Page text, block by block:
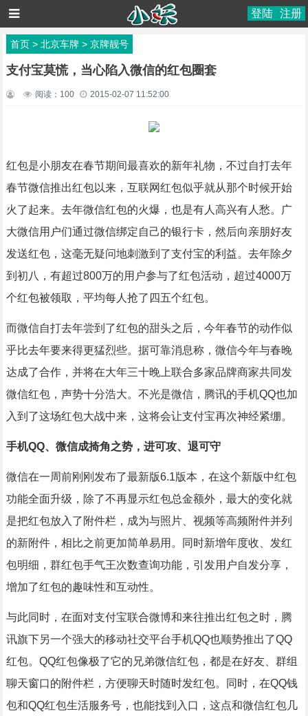
登陆 注册
首页> 北京车牌> 京牌靓号
支付宝莫慌，当心陷入微信的红包圈套
阅读： 100 2015-02-07 11:52:00
红包是小朋友在春节期间最喜欢的新年礼物，不过自打去年
春节微信推出红包以来，互联网红包似乎就从那个时候开始
火了起来。去年微信红包的火爆，也是有人高兴有人愁。广
大微信用户们通过微信绑定自己的银行卡，然后向亲朋好友
发送红包，这毫无疑问地刺激到了支付宝的利益。去年除夕
到初八，有超过800万的用户参与了红包活动，超过4000万
个红包被领取，平均每人抢了四五个红包。
而微信自打去年尝到了红包的甜头之后，今年春节的动作似
乎比去年要来得更猛烈些。据可靠消息称，微信今年与春晚
达成了合作，并将在大年三十晚上联合多家品牌商家共同发
微信红包，声势十分浩大。不光是微信，腾讯的手机QQ也加
入到了这场红包大战中来，这将会让支付宝再次神经紧绷。
手机QQ、微信成掎角之势，进可攻、退可守
微信在一周前刚刚发布了最新版6.1版本，在这个新版中红包
功能全面升级，除了不再显示红包总金额外，最大的变化就
是把红包放入了附件栏，成为与照片、视频等高频附件并列
的新附件，相比之前更加简单易用。同时新增年度收、发红
包明细，群红包手气王次数查询功能，引发用户自发分享，
增加了红包的趣味性和互动性。
与此同时，在面对支付宝联合微博和来往推出红包之时，腾
讯旗下另一个强大的移动社交平台手机QQ也顺势推出了QQ
红包。QQ红包像极了它的兄弟微信红包，都是在好友、群组
聊天窗口的附件栏，方便聊天时随时发红包。同时，在QQ钱
包和QQ红包生活服务号，也能找到入口，这点和微信红包几